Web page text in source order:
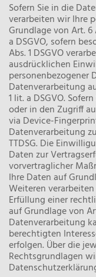
Sofern Sie in die
verarbeiten wir Ihre
Grundlage von Art. 6
a DSGVO, sofern
Abs. 1 DSGVO
ausdrücklichen
Datenverarbeitung
1 lit. a DSGVO.
oder in den Zugriff
via Device-
Datenverarbeitung
TTDSG. Die
Daten zur
vorvertraglicher
Ihre Daten auf
Weiteren
Erfüllung einer
auf Grundlage von
Datenverarbeitung
berechtigten
erfolgen. Über die
Rechtsgrundlagen